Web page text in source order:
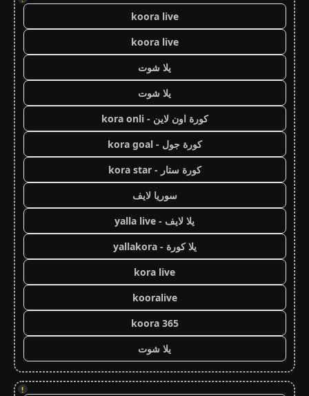
koora live
koora live
يلا شوت
يلا شوت
كورة اون لاين - kora onli
كورة جول - kora goal
كورة ستار - kora star
سوريا لايف
يلا لايف - yalla live
يلا كورة - yallakora
kora live
kooralive
koora 365
يلا شوت
!